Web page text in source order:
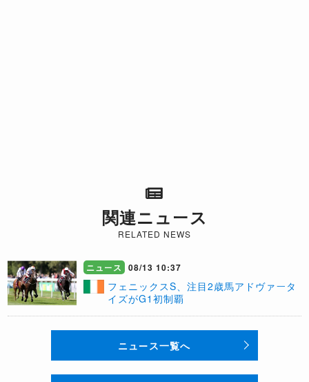
関連ニュース
RELATED NEWS
ニュース 08/13 10:37
フェニックスS、注目2歳馬アドヴァータ
イズがG1初制覇
ニュース一覧へ